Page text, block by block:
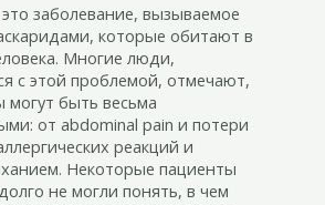
заболевание, вызываемое
которые обитают в
Многие люди,
с этой проблемой, отмечают,
могут быть весьма
от abdominal pain и потери
реакций и
Некоторые пациенты
не могли понять, в чем